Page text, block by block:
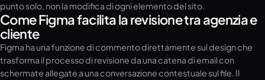
punto solo, non la modifica di ogni elemento del sito.
Come Figma facilita la revisione tra agenzia e
cliente
Figma ha una funzione di commento direttamente sul design che
trasforma il processo di revisione da una catena di email con
schermate allegate a una conversazione contestuale sul file. Il